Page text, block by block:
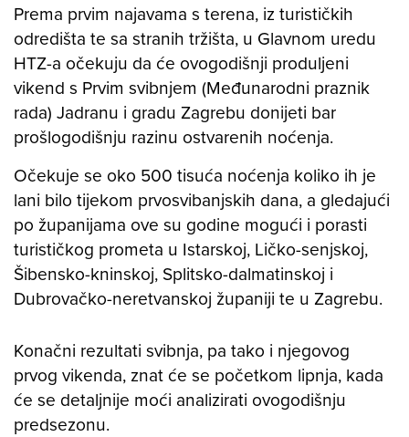
Prema prvim najavama s terena, iz turističkih
odredišta te sa stranih tržišta, u Glavnom uredu
HTZ-a očekuju da će ovogodišnji produljeni
vikend s Prvim svibnjem (Međunarodni praznik
rada) Jadranu i gradu Zagrebu donijeti bar
prošlogodišnju razinu ostvarenih noćenja.
Očekuje se oko 500 tisuća noćenja koliko ih je
lani bilo tijekom prvosvibanjskih dana, a gledajući
po županijama ove su godine mogući i porasti
turističkog prometa u Istarskoj, Ličko-senjskoj,
Šibensko-kninskoj, Splitsko-dalmatinskoj i
Dubrovačko-neretvanskoj županiji te u Zagrebu.
Konačni rezultati svibnja, pa tako i njegovog
prvog vikenda, znat će se početkom lipnja, kada
će se detaljnije moći analizirati ovogodišnju
predsezonu.